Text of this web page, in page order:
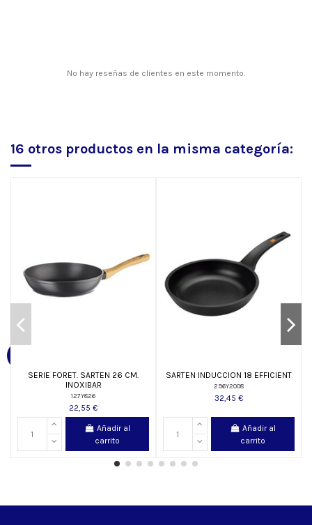
No hay reseñas de clientes en este momento.
16 otros productos en la misma categoría:
SERIE FORET. SARTEN 26 CM.
INOXIBAR
127Y826
22,55 €
Añadir al
carrito
SARTEN INDUCCION 18 EFFICIENT
296Y2008
32,45 €
Añadir al
carrito